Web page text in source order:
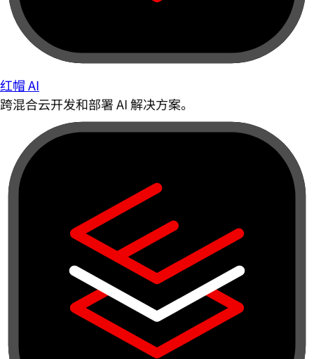
红帽 AI
跨混合云开发和部署 AI 解决方案。